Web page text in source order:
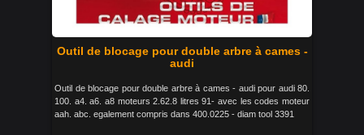
Outil de blocage pour double arbre à cames -
audi
Outil de blocage pour double arbre à cames - audi pour audi 80.
100. a4. a6. a8 moteurs 2.62.8 litres 91- avec les codes moteur
aah. abc. egalement compris dans 400.0225 - diam tool 3391